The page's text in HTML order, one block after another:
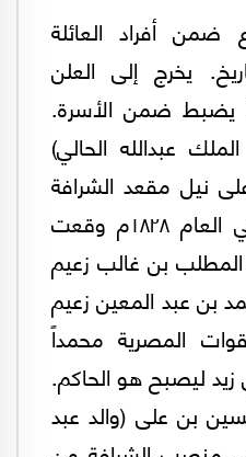
ضمن أفراد العائلة
يخرج إلى العلن
يضبط ضمن الأسرة.
عبدالله الحالي)
نيل مقعد الشرافة
في مكة المكرمة. ففي العام ١٨٢٨م وقعت
بن غالب زعيم
بن عبد المعين زعيم
المصرية محمداً
ليصبح هو الحاكم.
بن على (والد عبد